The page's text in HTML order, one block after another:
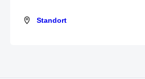
Standort
Standort